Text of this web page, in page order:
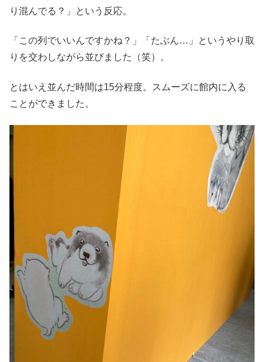
り混んでる？」という反応。
「この列でいいんですかね？」「たぶん…」というやり取
りを交わしながら並びました（笑）。
とはいえ並んだ時間は15分程度。スムーズに館内に入る
ことができました。